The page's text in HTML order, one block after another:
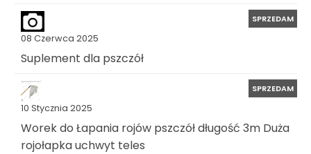
08 Czerwca 2025
SPRZEDAM
Suplement dla pszczół
10 Stycznia 2025
SPRZEDAM
Worek do Łapania rojów pszczół długość 3m Duża
rojołapka uchwyt teles